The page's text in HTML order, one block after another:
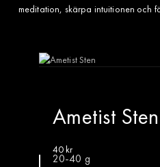
meditation, skärpa intuitionen och
Ametist Sten
40kr
20-40 g